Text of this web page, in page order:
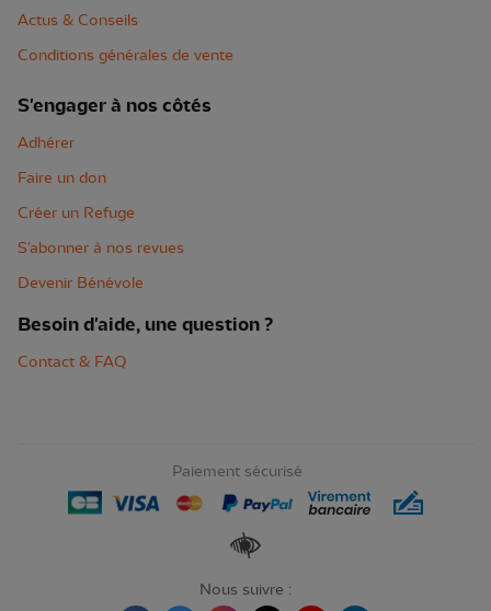
Actus & Conseils
Conditions générales de vente
S'engager à nos côtés
Adhérer
Faire un don
Créer un Refuge
S'abonner à nos revues
Devenir Bénévole
Besoin d'aide, une question ?
Contact & FAQ
Paiement sécurisé
Renforcer les contrastes
Nous suivre :